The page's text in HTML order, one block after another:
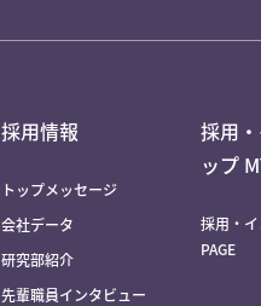
採用情報
トップメッセージ
会社データ
研究部紹介
先輩職員インタビュー
採用
ップ
採用・
PAGE